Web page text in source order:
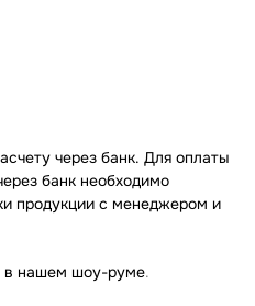
через банк. Для оплаты
банк необходимо
продукции с менеджером и
в нашем шоу-руме.